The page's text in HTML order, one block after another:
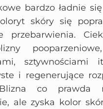
bardzo ładnie się
skóry się
przebarwienia.
sztywnościami
i regenerujące
co prawda
ale zyska kolor